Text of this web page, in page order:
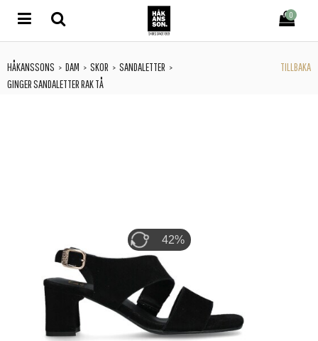
0
HÅKANSSONS > DAM > SKOR > SANDALETTER >
GINGER SANDALETTER RAK TÅ
TILLBAKA
63%